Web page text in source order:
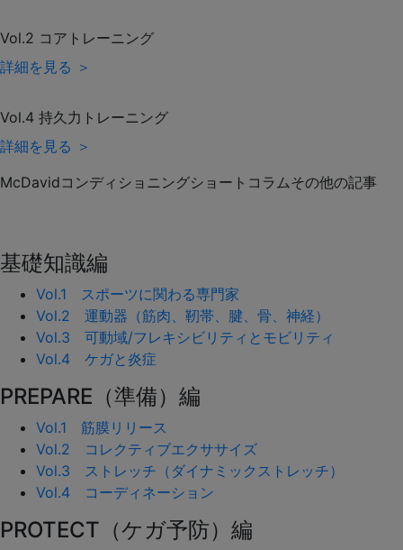
Vol.2 コアトレーニング
詳細を見る ＞
Vol.4 持久力トレーニング
詳細を見る ＞
McDavidコンディショニングショートコラムその他の記事
基礎知識編
Vol.1 スポーツに関わる専門家
Vol.2 運動器（筋肉、靭帯、腱、骨、神経）
Vol.3 可動域/フレキシビリティとモビリティ
Vol.4 ケガと炎症
PREPARE（準備）編
Vol.1 筋膜リリース
Vol.2 コレクティブエクササイズ
Vol.3 ストレッチ（ダイナミックストレッチ）
Vol.4 コーディネーション
PROTECT（ケガ予防）編